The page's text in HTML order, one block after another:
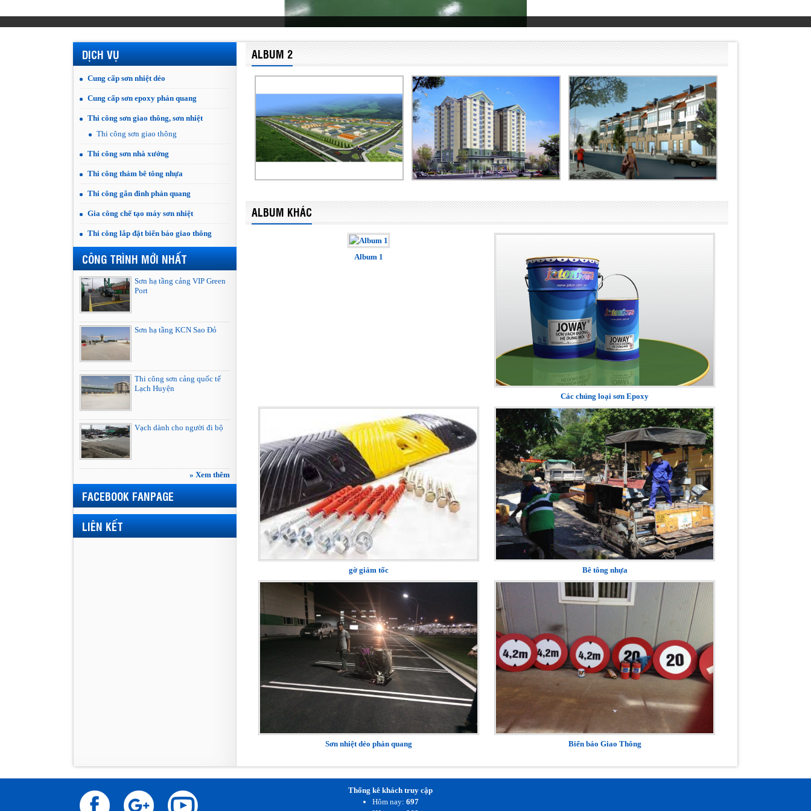
ALBUM 2
ALBUM KHÁC
Album 1
Các chủng loại sơn Epoxy
gờ giảm tốc Bê tông nhựa
Sơn nhiệt dẻo phản quang Biển báo Giao Thông
DỊCH VỤ
Cung cấp sơn nhiệt dẻo
Cung cấp sơn epoxy phản quang
Thi công sơn giao thông, sơn nhiệt
Thi công sơn giao thông
Thi công sơn nhà xưởng
Thi công thảm bê tông nhựa
Thi công gắn đinh phản quang
Gia công chế tạo máy sơn nhiệt
Thi công lắp đặt biển báo giao thông
CÔNG TRÌNH MỚI NHẤT
Sơn hạ tầng cảng VIP Green
Port
Sơn hạ tầng KCN Sao Đỏ
Thi công sơn cảng quốc tế
Lạch Huyện
Vạch dành cho người đi bộ
» Xem thêm
FACEBOOK FANPAGE
LIÊN KẾT
Thống kê khách truy cập
Hôm nay: 697